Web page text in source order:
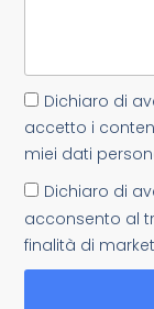
Dichiaro di
accetto i
miei dati
Dichiaro di
acconsento al
finalità di